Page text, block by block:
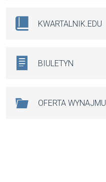
KWARTALNIK.EDU
BIULETYN
OFERTA WYNAJMU